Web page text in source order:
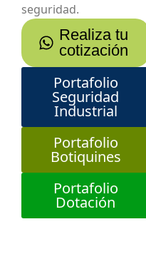
seguridad.
Realiza tu
cotización
Portafolio
Seguridad
Industrial
Portafolio
Botiquines
Portafolio
Dotación